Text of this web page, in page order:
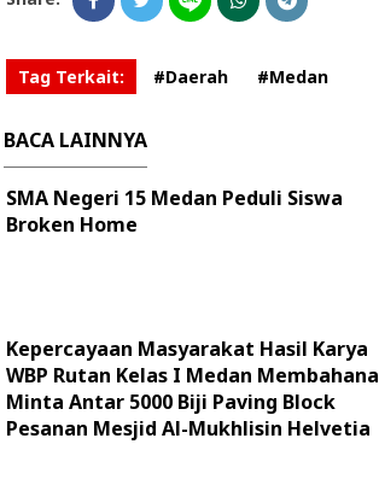
Tag Terkait: #Daerah #Medan
BACA LAINNYA
SMA Negeri 15 Medan Peduli Siswa
Broken Home
Kepercayaan Masyarakat Hasil Karya
WBP Rutan Kelas I Medan Membahana
Minta Antar 5000 Biji Paving Block
Pesanan Mesjid Al-Mukhlisin Helvetia